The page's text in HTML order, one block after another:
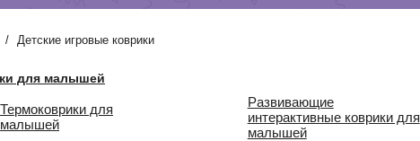
/ Детские игровые коврики
для малышей
Термоковрики для
малышей
Развивающие
интерактивные коврики для
малышей